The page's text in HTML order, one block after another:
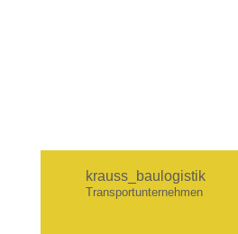
krauss_baulogistik
Transportunternehmen